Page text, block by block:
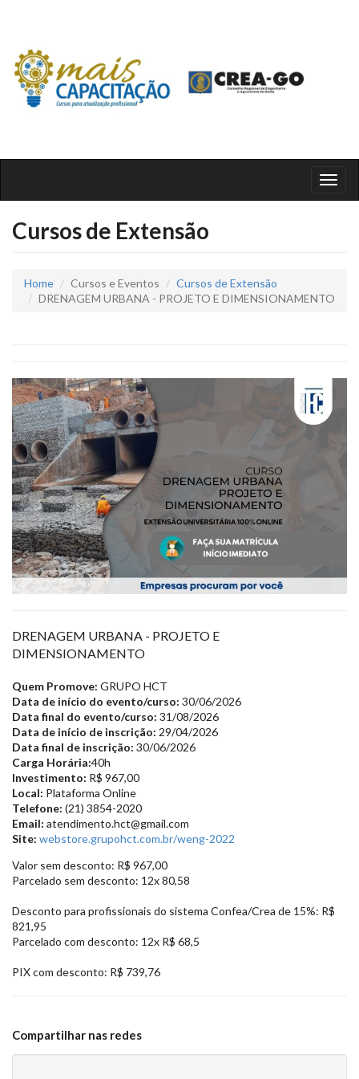
Cursos de Extensão
Home Cursos e Eventos
Cursos de Extensão
DRENAGEM URBANA - PROJETO E DIMENSIONAMENTO
DRENAGEM URBANA - PROJETO E
DIMENSIONAMENTO
Quem Promove: GRUPO HCT
Data de início do evento/curso: 30/06/2026
Data final do evento/curso: 31/08/2026
Data de início de inscrição: 29/04/2026
Data final de inscrição: 30/06/2026
Carga Horária:40h
Investimento: R$ 967,00
Local: Plataforma Online
Telefone: (21) 3854-2020
Email: atendimento.hct@gmail.com
Site: webstore.grupohct.com.br/weng-2022
Valor sem desconto: R$ 967,00
Parcelado sem desconto: 12x 80,58
Desconto para profissionais do sistema Confea/Crea de 15%: R$
821,95
Parcelado com desconto: 12x R$ 68,5
PIX com desconto: R$ 739,76
Compartilhar nas redes